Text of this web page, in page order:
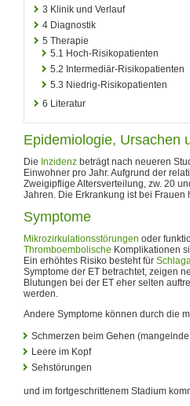
3 Klinik und Verlauf
4 Diagnostik
5 Therapie
5.1 Hoch-Risikopatienten
5.2 Intermediär-Risikopatienten
5.3 Niedrig-Risikopatienten
6 Literatur
Epidemiologie, Ursachen
Die Inzidenz beträgt nach neueren
Einwohner pro Jahr. Aufgrund der
Zweigipflige Altersverteilung, zw. 20
Jahren. Die Erkrankung ist bei
Symptome
Mikrozirkulationsstörungen oder
Thromboembolische Komplikationen
Ein erhöhtes Risiko besteht für
Symptome der ET betrachtet, zeigen
Blutungen bei der ET eher selten
werden.
Andere Symptome können durch die
Schmerzen beim Gehen
Leere im Kopf
Sehstörungen
und im fortgeschrittenem Stadium